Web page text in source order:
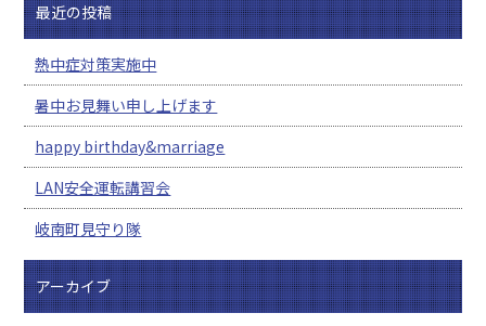
最近の投稿
熱中症対策実施中
暑中お見舞い申し上げます
happy birthday&marriage
LAN安全運転講習会
岐南町見守り隊
アーカイブ